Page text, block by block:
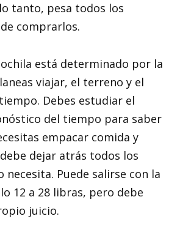
tanto, pesa todos los
comprarlos.
está determinado por la
viajar, el terreno y el
Debes estudiar el
del tiempo para saber
empacar comida y
dejar atrás todos los
necesita. Puede salirse con la
12 a 28 libras, pero debe
juicio.